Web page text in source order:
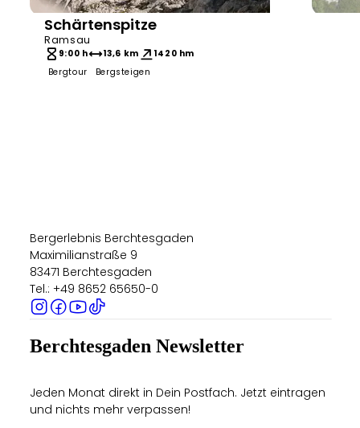
Bergerlebnis Berchtesgaden
Schärtenspitze
Ramsau
9:00 h 13,6 km
1420 hm
Bergtour
Bergsteigen
Bergerlebnis Berchtesgaden
Maximilianstraße 9
83471 Berchtesgaden
Tel.: +49 8652 65650-0
Berchtesgaden Newsletter
Jeden Monat direkt in Dein Postfach. Jetzt eintragen
und nichts mehr verpassen!